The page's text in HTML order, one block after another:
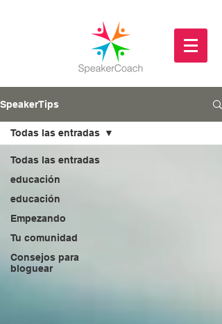
SpeakerTips
Todas las entradas
educación
educación
Empezando
Tu comunidad
Consejos para
bloguear
Todas las entradas